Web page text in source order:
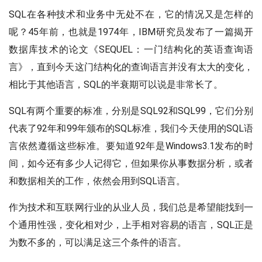
SQL在各种技术和业务中无处不在，它的情况又是怎样的
呢？45年前，也就是1974年，IBM研究员发布了一篇揭开
数据库技术的论文《SEQUEL：一门结构化的英语查询语
言》，直到今天这门结构化的查询语言并没有太大的变化，
相比于其他语言，SQL的半衰期可以说是非常长了。
SQL有两个重要的标准，分别是SQL92和SQL99，它们分别
代表了92年和99年颁布的SQL标准，我们今天使用的SQL语
言依然遵循这些标准。要知道92年是Windows3.1发布的时
间，如今还有多少人记得它，但如果你从事数据分析，或者
和数据相关的工作，依然会用到SQL语言。
作为技术和互联网行业的从业人员，我们总是希望能找到一
个通用性强，变化相对少，上手相对容易的语言，SQL正是
为数不多的，可以满足这三个条件的语言。